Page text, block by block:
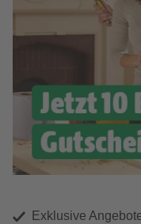
Exklusive